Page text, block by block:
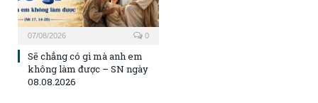
07/08/2026 0
Sẽ chẳng có gì mà anh em
không làm được – SN ngày
08.08.2026